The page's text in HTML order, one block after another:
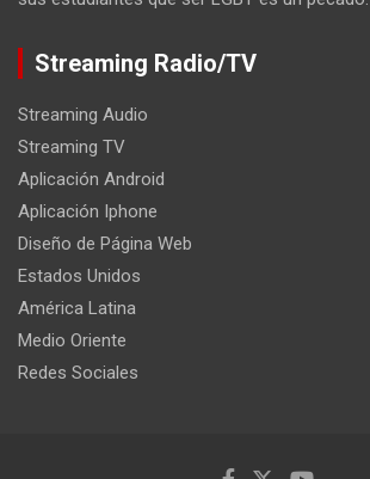
Streaming Radio/TV
Streaming Audio
Streaming TV
Aplicación Android
Aplicación Iphone
Diseño de Página Web
Estados Unidos
América Latina
Medio Oriente
Redes Sociales